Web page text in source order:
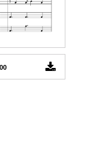
Audio
Player